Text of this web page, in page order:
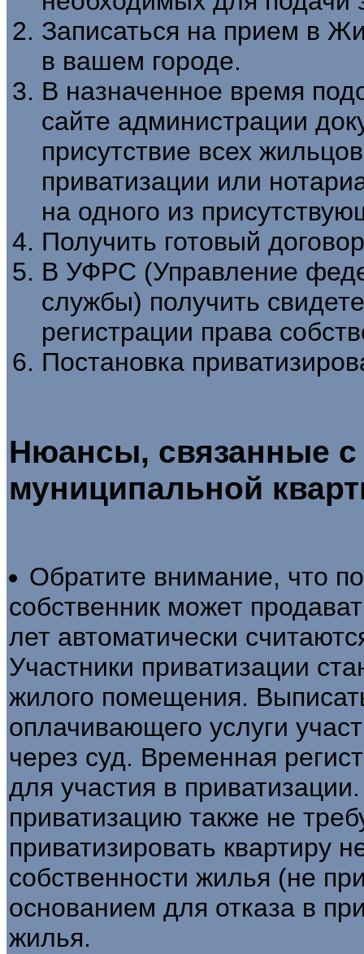
Записаться на прием в
в вашем городе.
В назначенное время
сайте администрации
присутствие всех
приватизации или
на одного из
Получить готовый
В УФРС (Управление
службы) получить
регистрации права
Постановка
Нюансы, связанные с
муниципальной
Обратите внимание, что
собственник может
лет автоматически
Участники приватизации
жилого помещения.
оплачивающего услуги
через суд. Временная
для участия в
приватизацию также не
приватизировать квартиру
собственности жилья (не
основанием для отказа в
жилья.